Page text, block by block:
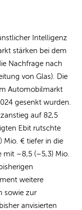
Intelligenz
stärken bei dem
Nachfrage nach
von Glas). Die
Automobilmarkt
gesenkt wurden.
auf 82,5
Ebit rutschte
Mio. € tiefer in die
mit –8,5 (–5,3) Mio.
weitere
sowie zur
anvisierten